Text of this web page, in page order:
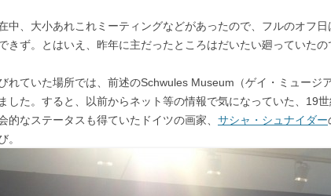
中、大小あれこれミーティングなどがあったので、フルのオフ日
きず。とはいえ、昨年に主だったところはだいたい廻っていた
れていた場所では、前述のSchwules Museum（ゲイ・ミュージ
した。すると、以前からネット等の情報で気になっていた、19
的なステータスも得ていたドイツの画家、 サシャ・シュナイダー
。